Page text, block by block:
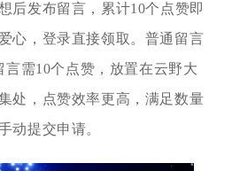
后发布留言，累计10个点赞即
心，登录直接领取。普通留言
言需10个点赞，放置在云野大
处，点赞效率更高，满足数量
动提交申请。